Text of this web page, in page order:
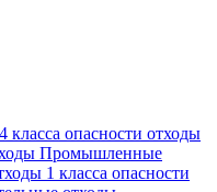
класса опасности отходы
Промышленные
1 класса опасности